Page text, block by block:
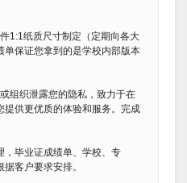
1:1纸质尺寸制定（定期向各大
单保证您拿到的是学校内部版本
组织泄露您的隐私，致力于在
提供更优质的体验和服务。完成
，毕业证成绩单、学校、专
客户要求安排。